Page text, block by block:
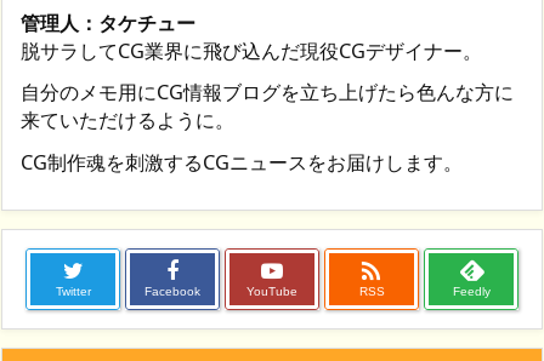
管理人：タケチュー
脱サラしてCG業界に飛び込んだ現役CGデザイナー。
自分のメモ用にCG情報ブログを立ち上げたら色んな方に
来ていただけるように。
CG制作魂を刺激するCGニュースをお届けします。
Twitter Facebook YouTube

RSS Feedly